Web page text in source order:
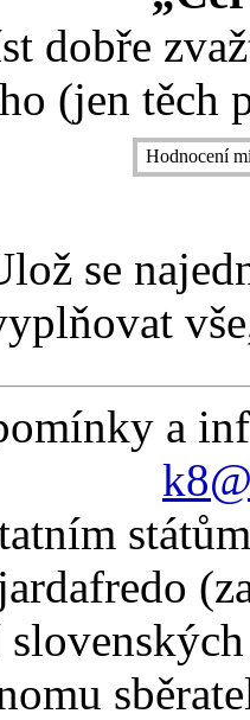
dobře
(jen těch
Hodnocení
se
a